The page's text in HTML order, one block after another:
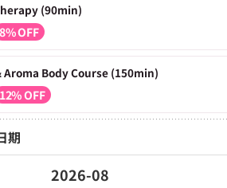
(90min)
8% OFF
Aroma Body Course (150min)
12% OFF
期
2026-08